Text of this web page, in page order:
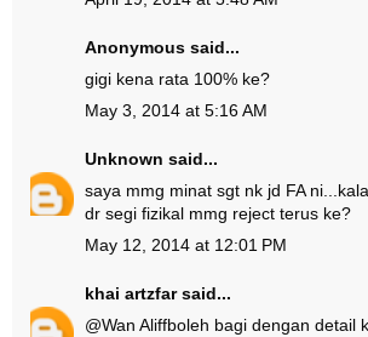
Anonymous said...
gigi kena rata 100% ke?
May 3, 2014 at 5:16 AM
Unknown said...
saya mmg minat sgt nk jd FA
dr segi fizikal mmg reject terus ke?
May 12, 2014 at 12:01 PM
khai artzfarsaid...
@Wan Aliffboleh bagi dengan detail